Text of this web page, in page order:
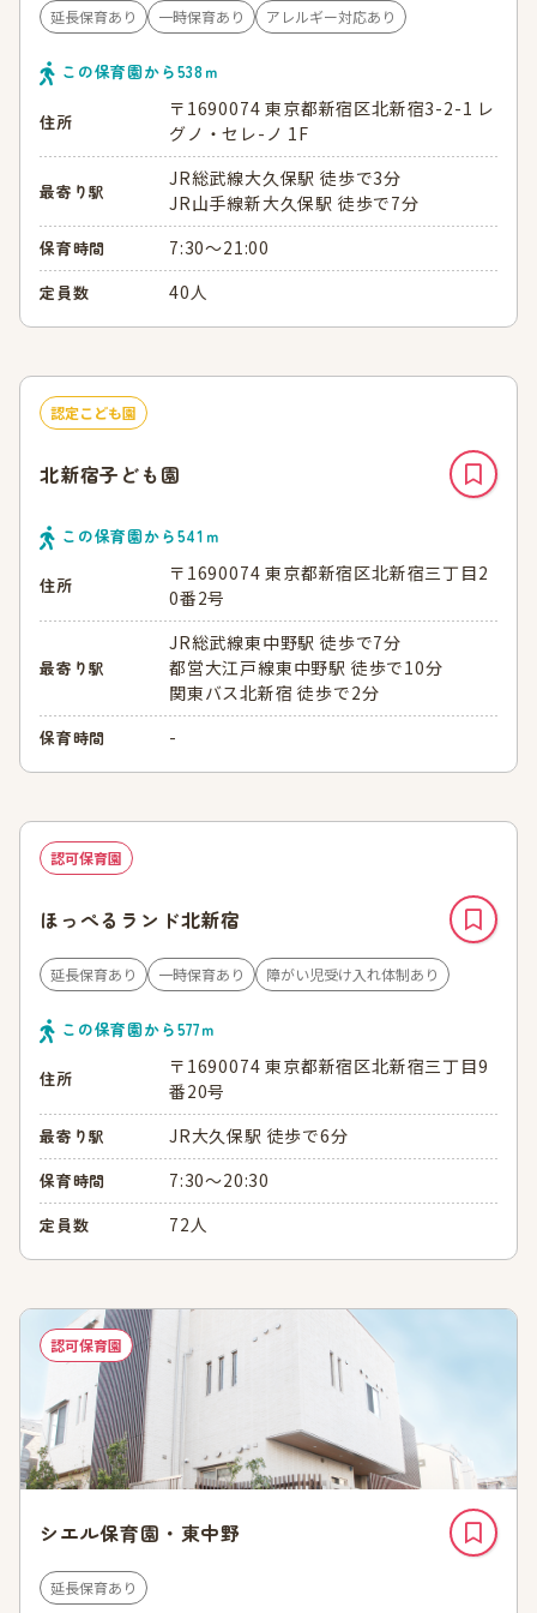
延長保育あり 一時保育あり アレルギー対応あり
この保育園から538ｍ
住所
〒1690074 東京都新宿区北新宿3-2-1 レ
グノ・セレ-ノ 1F
最寄り駅
JR総武線大久保駅 徒歩で3分
JR山手線新大久保駅 徒歩で7分
保育時間 7:30～21:00
定員数 40人
認定こども園
北新宿子ども園
この保育園から541 ｍ
住所
〒1690074 東京都新宿区北新宿三丁目2
0番2号
最寄り駅
JR総武線東中野駅 徒歩で7分
都営大江戸線東中野駅 徒歩で10分
関東バス北新宿 徒歩で2分
保育時間 -
認可保育園
ほっぺるランド北新宿
延長保育あり 一時保育あり 障がい児受け入れ体制あり
この保育園から577ｍ
住所
〒1690074 東京都新宿区北新宿三丁目9
番20号
最寄り駅 JR大久保駅 徒歩で6分
保育時間 7:30～20:30
定員数 72人
認可保育園
シエル保育園・東中野
延長保育あり